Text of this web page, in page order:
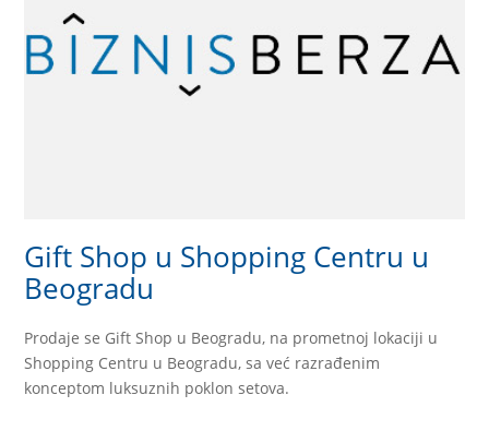
Gift Shop u Shopping Centru u
Beogradu
Prodaje se Gift Shop u Beogradu, na prometnoj lokaciji u
Shopping Centru u Beogradu, sa već razrađenim
konceptom luksuznih poklon setova.